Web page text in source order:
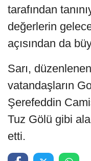
tarafından
değerlerin
açısından da
Sarı,
vatandaşların
Şerefeddin
Tuz Gölü gibi
etti.